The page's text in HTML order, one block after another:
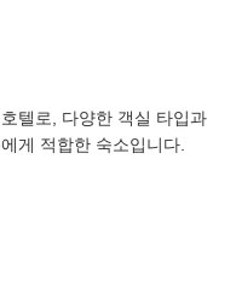
텔로, 다양한 객실 타입과
게 적합한 숙소입니다.